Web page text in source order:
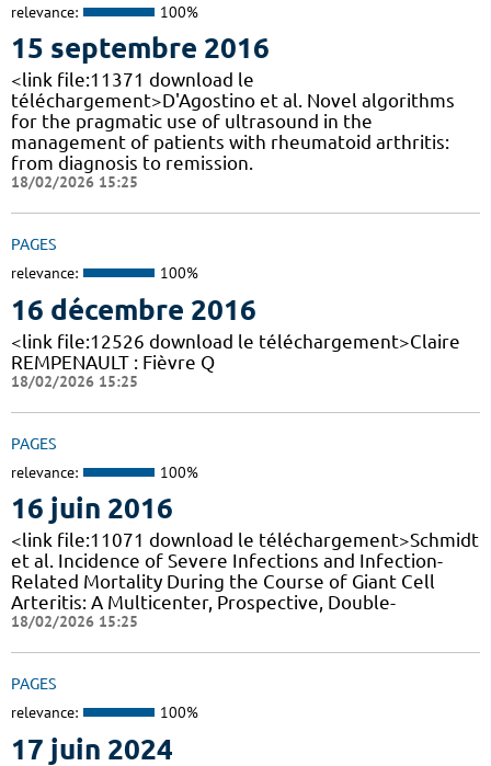
relevance: 100%
15 septembre 2016
<link file:11371 download le
téléchargement>D'Agostino et al. Novel algorithms
for the pragmatic use of ultrasound in the
management of patients with rheumatoid arthritis:
from diagnosis to remission.
18/02/2026 15:25
PAGES
relevance: 100%
16 décembre 2016
<link file:12526 download le téléchargement>Claire
REMPENAULT : Fièvre Q
18/02/2026 15:25
PAGES
relevance: 100%
16 juin 2016
<link file:11071 download le téléchargement>Schmidt
et al. Incidence of Severe Infections and Infection-
Related Mortality During the Course of Giant Cell
Arteritis: A Multicenter, Prospective, Double-
18/02/2026 15:25
PAGES
relevance: 100%
17 juin 2024